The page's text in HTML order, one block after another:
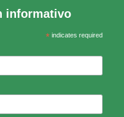
informativo
*indicates required